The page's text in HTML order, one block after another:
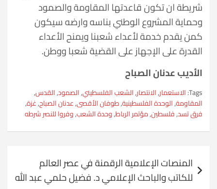
شريطة ان تكون قاعدتها المقاومة والصمود
وحماية المشروع الوطني بناسه وارضه سيكون
كمن يقدم خدمة لأعداء شعبنا ويمنح الأعداء
القدرة على الإجهاز على القضية شعبا ووطن.
الأديب عدنان الصباح
Tags: الاستعمار,الانتصار,الشعب الفلسطيني,الصمود,القدس,
المقاومة,الوحدة الفلسطينية,طوفان الأقصى,عدنان الصباح,غزة,
فرق تسد,فلسطين,مؤتمر الرباط,وحدة الشعب,وفروا للنصر شرطه
المقالات
المنصات الإعلامية الرقمنة في عصر العالم
للكاتب والباحث الإعلامي د. فضيل حلمي عبد الله